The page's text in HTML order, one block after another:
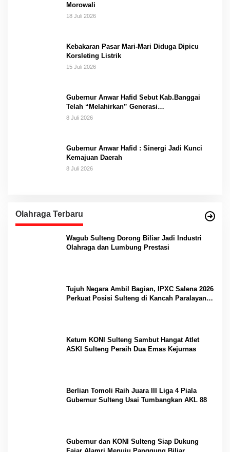
Morowali
18 Juli 2026
Kebakaran Pasar Mari-Mari Diduga Dipicu
Korsleting Listrik
15 Juli 2026
Gubernur Anwar Hafid Sebut Kab.Banggai
Telah “Melahirkan” Generasi…
8 Juli 2026
Gubernur Anwar Hafid : Sinergi Jadi Kunci
Kemajuan Daerah
8 Juli 2026
Olahraga Terbaru
Wagub Sulteng Dorong Biliar Jadi Industri
Olahraga dan Lumbung Prestasi
Tujuh Negara Ambil Bagian, IPXC Salena 2026
Perkuat Posisi Sulteng di Kancah Paralayang
Ketum KONI Sulteng Sambut Hangat Atlet
ASKI Sulteng Peraih Dua Emas Kejurnas
Berlian Tomoli Raih Juara III Liga 4 Piala
Gubernur Sulteng Usai Tumbangkan AKL 88
Gubernur dan KONI Sulteng Siap Dukung